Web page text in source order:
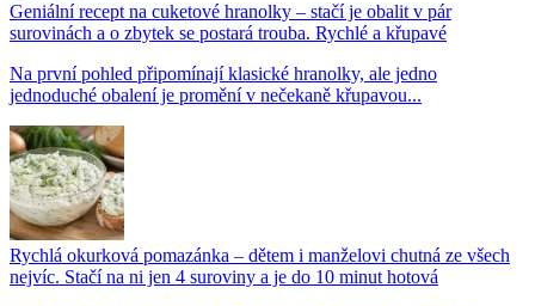
Geniální recept na cuketové hranolky – stačí je obalit v pár
surovinách a o zbytek se postará trouba. Rychlé a křupavé
Na první pohled připomínají klasické hranolky, ale jedno
jednoduché obalení je promění v nečekaně křupavou...
Rychlá okurková pomazánka – dětem i manželovi chutná ze všech
nejvíc. Stačí na ni jen 4 suroviny a je do 10 minut hotová